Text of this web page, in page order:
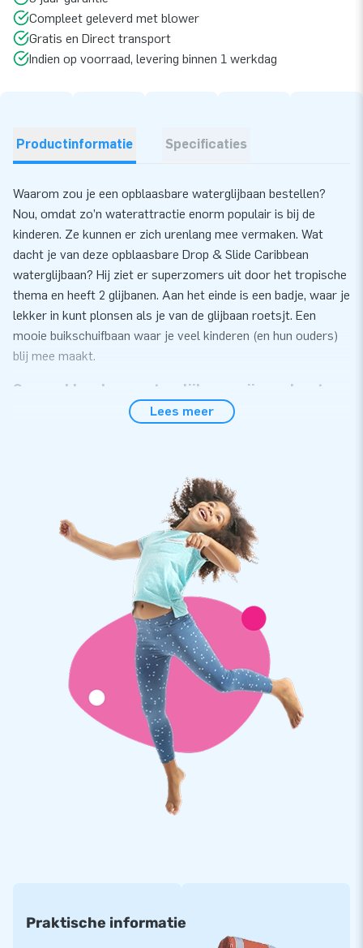
Compleet geleverd met blower
Gratis en Direct transport
Indien op voorraad, levering binnen 1 werkdag
Productinformatie Specificaties
Waarom zou je een opblaasbare waterglijbaan bestellen?
Nou, omdat zo’n waterattractie enorm populair is bij de
kinderen. Ze kunnen er zich urenlang mee vermaken. Wat
dacht je van deze opblaasbare Drop & Slide Caribbean
waterglijbaan? Hij ziet er superzomers uit door het tropische
thema en heeft 2 glijbanen. Aan het einde is een badje, waar je
lekker in kunt plonsen als je van de glijbaan roetsjt. Een
mooie buikschuifbaan waar je veel kinderen (en hun ouders)
blij mee maakt.
Onze opblaasbare waterglijbanen zijn snel op te
certificaat, reparatiesetje, verankermateriaal, transportzak
en blowers. Je hebt dus verder niks nodig. Dat is handig!
Uiteraard krijg je garantie op deze opblaasbare waterglijbaan.
Is er iets mis, dan staat ons serviceteam voor je klaar.
Sowieso kun je voor een reparatie altijd bij ons terecht.
15.000 klanten kozen niet voor niets voor JB. Jij
Al meer dan 15 jaar laat JB wereldwijd meer dan 15.000
mensen een gat in de lucht springen. Vaak zelfs letterlijk. Ons
team van designers, ontwikkelaars en logistiek medewerkers
levert unieke en indrukwekkende opblaasattracties. Je bent
bij ons altijd verzekerd van een professionele service en
Lees meer
Praktische informatie